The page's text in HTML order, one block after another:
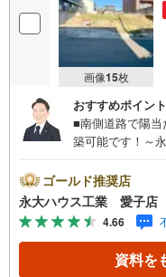
画像15枚
おすすめポイント
■南側道路で陽
築可能です！～
く2つに分けてご
ション・土地…と
す。さらに教育
地域情報を総合
だけるよう、し
＜経験豊富なス
ゴールド推奨店
永大ハウス工業 愛子店
4.66
資料を